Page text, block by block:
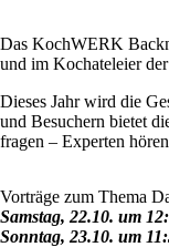
Das KochWERK
und im Kochateleier
Dieses Jahr wird die
und Besuchern bietet
fragen – Experten
Vorträge zum Thema
Samstag, 22.10. um
Sonntag, 23.10. um